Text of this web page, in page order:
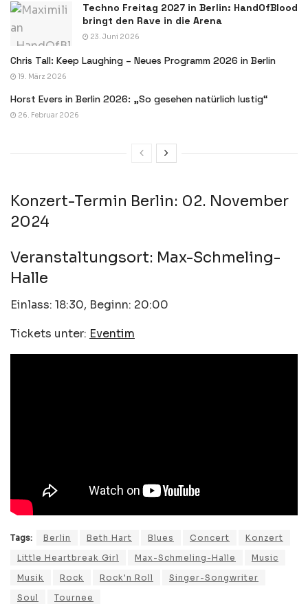
Techno Freitag 2027 in Berlin: HandOfBlood
bringt den Rave in die Arena
23. Juni 2026
Chris Tall: Keep Laughing – Neues Programm 2026 in Berlin
19. März 2026
Horst Evers in Berlin 2026: „So gesehen natürlich lustig“
26. Februar 2026
Konzert-Termin Berlin: 02. November
2024
Veranstaltungsort: Max-Schmeling-
Halle
Einlass: 18:30, Beginn: 20:00
Tickets unter: Eventim
Tags: Berlin Beth Hart Blues Concert
Konzert
Little Heartbreak Girl
Max-Schmeling-Halle
Music
Musik
Rock Rock'n Roll
Singer-Songwriter
Soul
Tournee